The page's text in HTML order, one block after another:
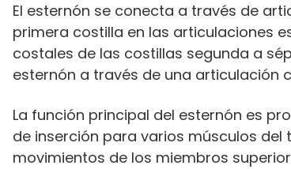
El esternón se conecta a través de
primera costilla en las articulaciones
costales de las costillas segunda a
esternón a través de una articulación
La función principal del esternón es
de inserción para varios músculos
movimientos de los miembros